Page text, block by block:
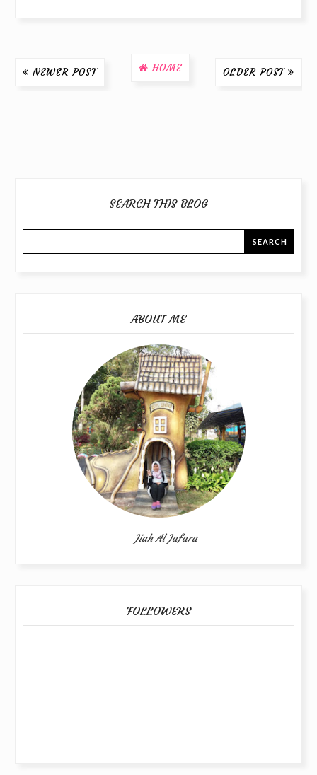
NEWER POST OLDER POST
HOME
SEARCH THIS BLOG
ABOUT ME
Jiah Al Jafara
FOLLOWERS